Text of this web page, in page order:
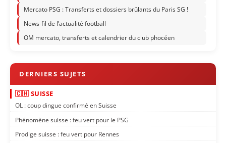
Mercato PSG : Transferts et dossiers brûlants du Paris SG !
News-fil de l’actualité football
OM mercato, transferts et calendrier du club phocéen
🇨🇭 SUISSE
OL : coup dingue confirmé en Suisse
Phénomène suisse : feu vert pour le PSG
Prodige suisse : feu vert pour Rennes